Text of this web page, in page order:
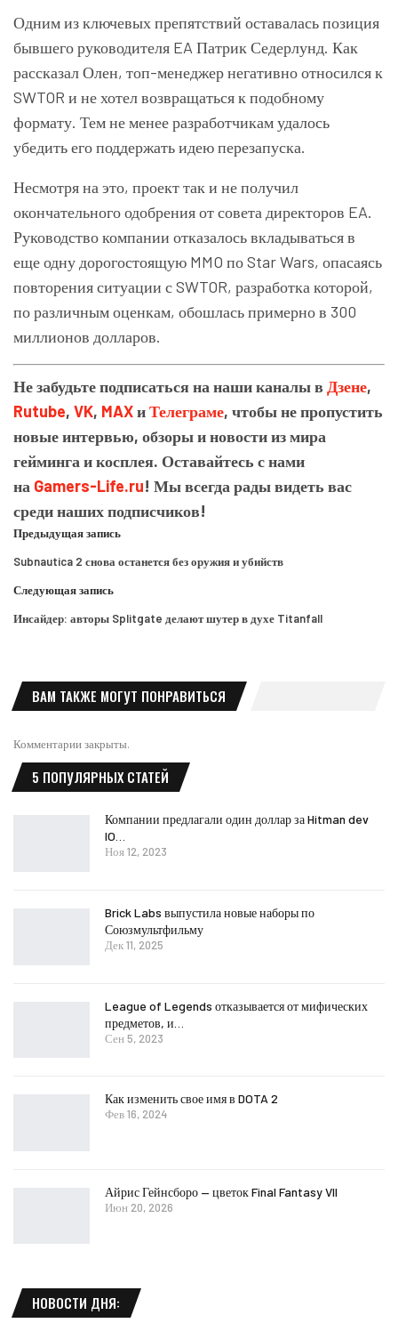
Одним из ключевых препятствий оставалась позиция
бывшего руководителя EA Патрик Седерлунд. Как
рассказал Олен, топ-менеджер негативно относился к
SWTOR и не хотел возвращаться к подобному
формату. Тем не менее разработчикам удалось
убедить его поддержать идею перезапуска.
Несмотря на это, проект так и не получил
окончательного одобрения от совета директоров EA.
Руководство компании отказалось вкладываться в
еще одну дорогостоящую MMO по Star Wars, опасаясь
повторения ситуации с SWTOR, разработка которой,
по различным оценкам, обошлась примерно в 300
миллионов долларов.
Не забудьте подписаться на наши каналы в Дзене,
Rutube, VK, MAXиТелеграме, чтобы не пропустить
новые интервью, обзоры и новости из мира
гейминга и косплея. Оставайтесь с нами
на Gamers-Life.ru! Мы всегда рады видеть вас
среди наших подписчиков!
Предыдущая запись
Subnautica 2 снова останется без оружия и убийств
Следующая запись
Инсайдер: авторы Splitgate делают шутер в духе Titanfall
ВАМ ТАКЖЕ МОГУТ ПОНРАВИТЬСЯ
Комментарии закрыты.
5 ПОПУЛЯРНЫХ СТАТЕЙ
Компании предлагали один доллар за Hitman dev
IO…
Ноя 12, 2023
Brick Labs выпустила новые наборы по
Союзмультфильму
Дек 11, 2025
League of Legends отказывается от мифических
предметов, и…
Сен 5, 2023
Как изменить свое имя в DOTA 2
Фев 16, 2024
Айрис Гейнсборо — цветок Final Fantasy VII
Июн 20, 2026
НОВОСТИ ДНЯ: